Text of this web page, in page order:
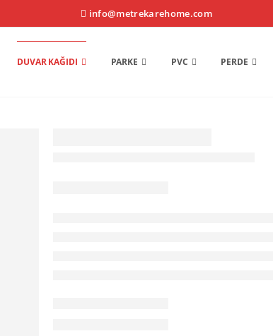
info@metrekarehome.com
DUVAR KAĞIDI PARKE PVC PERDE